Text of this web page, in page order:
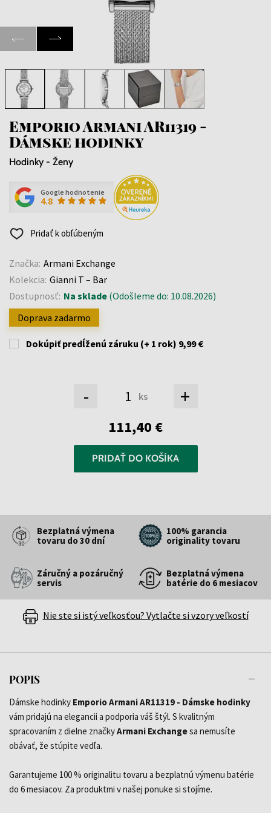
Emporio Armani AR11319 -
Dámske hodinky
Hodinky - Ženy
Google hodnotenie
4.8
Pridať k obľúbeným
Značka: Armani Exchange
Kolekcia: Gianni T – Bar
Dostupnosť: Na sklade (Odošleme do: 10.08.2026)
Doprava zadarmo
Dokúpiť predĺženú záruku (+ 1 rok) 9,99 €
- ks +
111,40 €
PRIDAŤ DO KOŠÍKA
Bezplatná výmena
tovaru do 30 dní
100% garancia
originality tovaru
Záručný a pozáručný
servis
Bezplatná výmena
batérie do 6 mesiacov
Nie ste si istý veľkosťou? Vytlačte si vzory veľkostí
POPIS
Dámske hodinky Emporio Armani AR11319 - Dámske hodinky
vám pridajú na elegancii a podporia váš štýl. S kvalitným
spracovaním z dielne značkyArmani Exchangesa nemusíte
obávať, že stúpite vedľa.
Garantujeme 100 % originalitu tovaru a bezplatnú výmenu batérie
do 6 mesiacov. Za produktmi v našej ponuke si stojíme.